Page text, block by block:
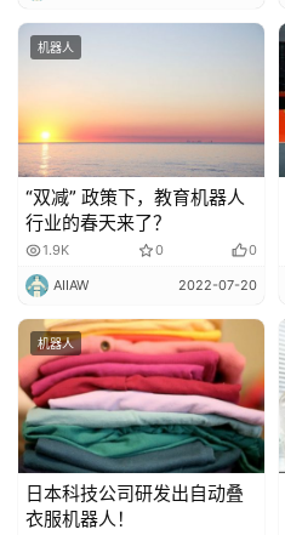
能
驾
驶
智
慧
城
市
更
多
内
容
机器人
“双减” 政策下，教育机器人
行业的春天来了？
1.9K 0 0
AIIAW 2022-07-20
机器人
日本科技公司研发出自动叠
衣服机器人！